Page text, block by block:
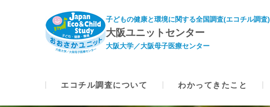
子どもの健康と環境に関する全国調査(エコチル調査)
大阪ユニットセンター
大阪大学／大阪母子医療センター
エコチル調査について わかってきたこと